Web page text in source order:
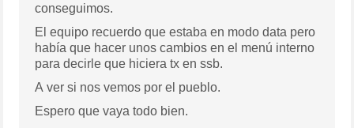
conseguimos.
El equipo recuerdo que estaba en modo data pero
había que hacer unos cambios en el menú interno
para decirle que hiciera tx en ssb.
A ver si nos vemos por el pueblo.
Espero que vaya todo bien.